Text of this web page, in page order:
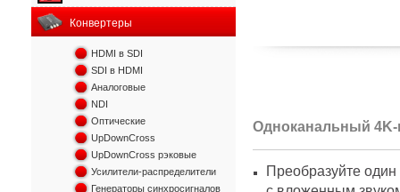
Конвертеры
HDMI в SDI
SDI в HDMI
Аналоговые
NDI
Оптические
UpDownCross
UpDownCross рэковые
Усилители-распределители
Генераторы синхросигналов
Одноканальный 4K-
Преобразуйте